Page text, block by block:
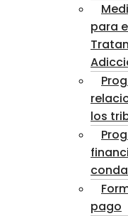
para
los
pago